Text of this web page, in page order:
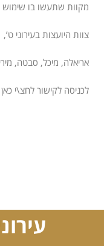
מקוות שתעשו בו שימוש
צוות היועצות בעירוני ט’,
אריאלה, מיכל, סבטה,
לכניסה לקישור לחצ\י כאן